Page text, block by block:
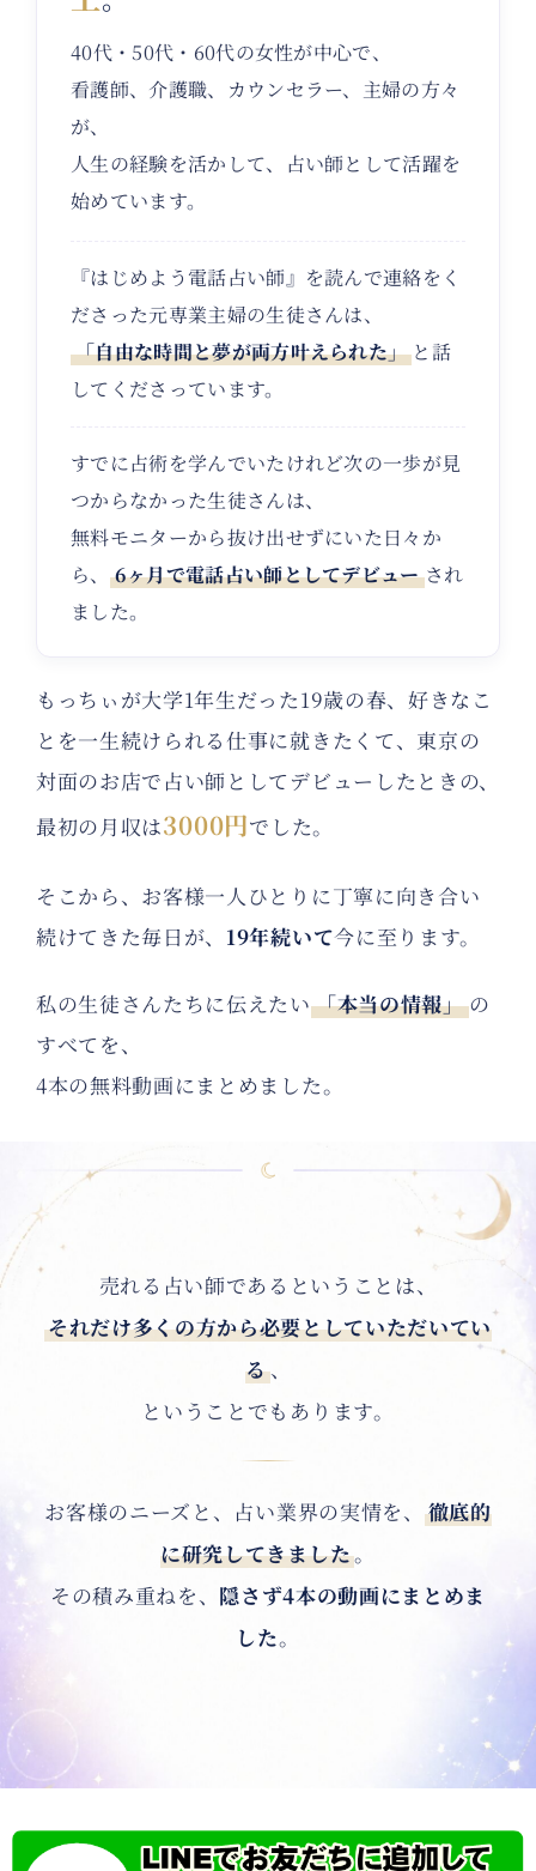
40代・50代・60代の女性が中心で、
看護師、介護職、カウンセラー、主婦の方々
が、
人生の経験を活かして、占い師として活躍を
始めています。
『はじめよう電話占い師』を読んで連絡をく
ださった元専業主婦の生徒さんは、
「自由な時間と夢が両方叶えられた」 と話
してくださっています。
すでに占術を学んでいたけれど次の一歩が見
つからなかった生徒さんは、
無料モニターから抜け出せずにいた日々か
ら、
6ヶ月で電話占い師としてデビューされ
ました。
もっちぃが大学1年生だった19歳の春、好きなこ
とを一生続けられる仕事に就きたくて、東京の
対面のお店で占い師としてデビューしたときの、
最初の月収は3000円でした。
そこから、お客様一人ひとりに丁寧に向き合い
続けてきた毎日が、 19年続いて今に至ります。
私の生徒さんたちに伝えたい 「本当の情報」の
すべてを、
4本の無料動画にまとめました。
売れる占い師であるということは、
それだけ多くの方から必要としていただいてい
る、
ということでもあります。
お客様のニーズと、占い業界の実情を、
徹底的
に研究してきました。
その積み重ねを、 隠さず4本の動画にまとめま
した。